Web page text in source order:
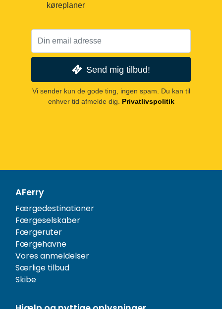
køreplaner
Send mig tilbud!
Vi sender kun de gode ting, ingen spam. Du kan til
enhver tid afmelde dig. Privatlivspolitik
AFerry
Færgedestinationer
Færgeselskaber
Færgeruter
Færgehavne
Vores anmeldelser
Særlige tilbud
Skibe